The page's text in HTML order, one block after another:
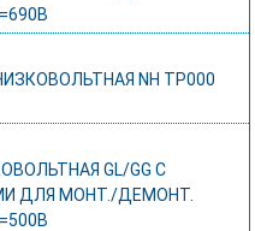
NH ТР000
GL/GG С
ДЛЯ МОНТ./ДЕМОНТ.